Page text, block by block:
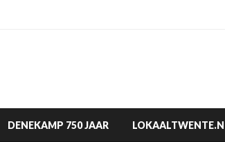
DENEKAMP 750 JAAR